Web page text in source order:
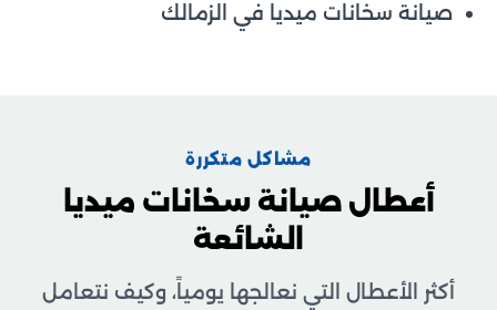
صيانة سخانات ميديا في الزمالك
مشاكل متكررة
أعطال صيانة سخانات ميديا
الشائعة
أكثر الأعطال التي نعالجها يومياً، وكيف نتعامل